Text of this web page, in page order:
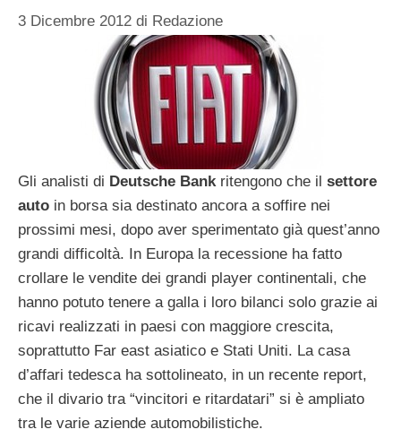
3 Dicembre 2012 di Redazione
Gli analisti di Deutsche Bank ritengono che il settore
auto in borsa sia destinato ancora a soffire nei
prossimi mesi, dopo aver sperimentato già quest’anno
grandi difficoltà. In Europa la recessione ha fatto
crollare le vendite dei grandi player continentali, che
hanno potuto tenere a galla i loro bilanci solo grazie ai
ricavi realizzati in paesi con maggiore crescita,
soprattutto Far east asiatico e Stati Uniti. La casa
d’affari tedesca ha sottolineato, in un recente report,
che il divario tra “vincitori e ritardatari” si è ampliato
tra le varie aziende automobilistiche.